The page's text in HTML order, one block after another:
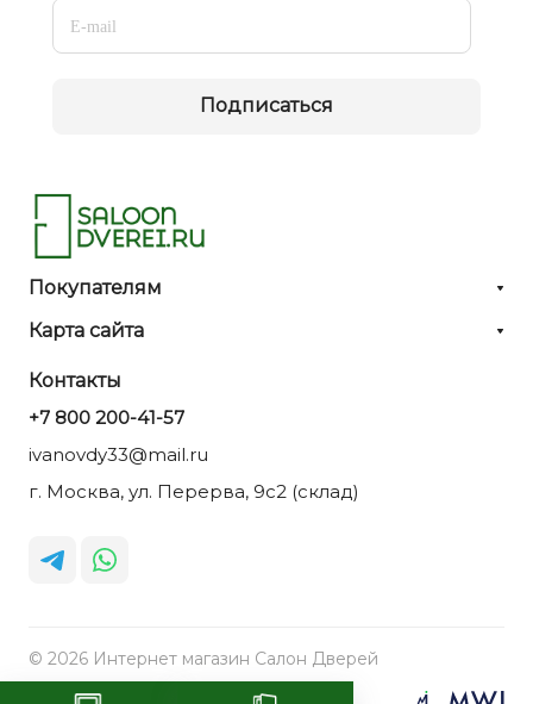
Подписаться
Покупателям
Карта сайта
Контакты
+7 800 200-41-57
ivanovdy33@mail.ru
г. Москва, ул. Перерва, 9с2 (склад)
© 2026 Интернет магазин Салон Дверей